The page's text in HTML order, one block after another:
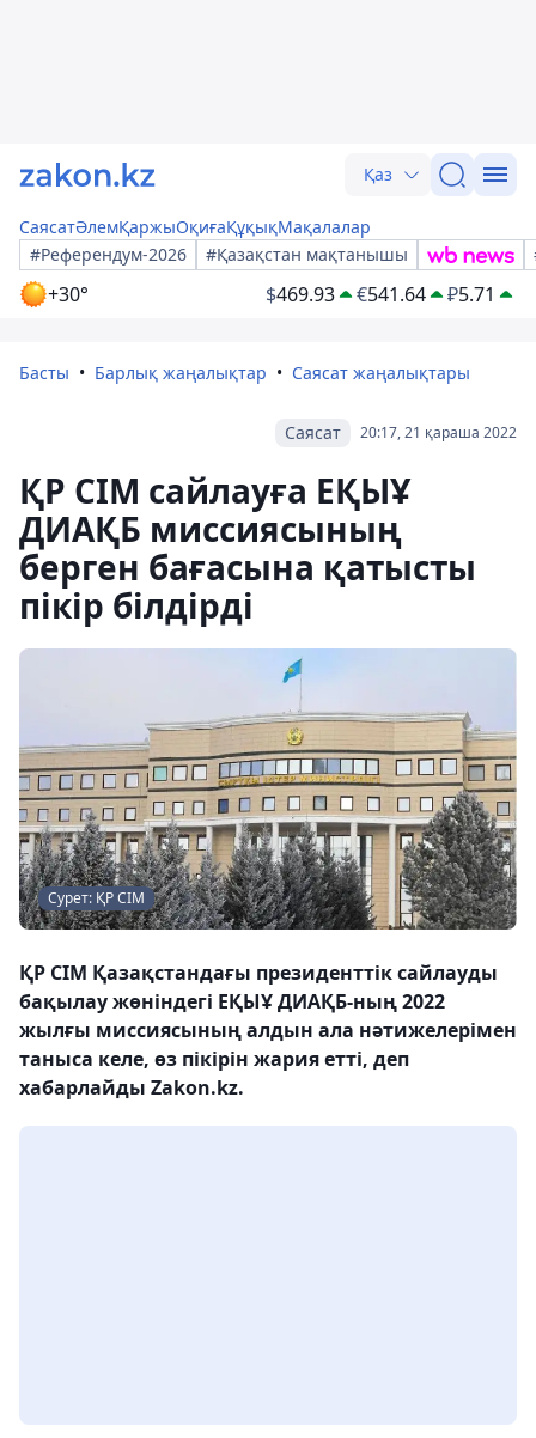
Қаз
СаясатӘлемҚаржыОқиғаҚұқықМақалалар
#Референдум-2026
#Қазақстан мақтанышы
+30° $469.93 €541.64 ₽5.71
Басты Барлық жаңалықтар Саясат жаңалықтары
20:17, 21 қараша 2022
Саясат
ҚР СІМ сайлауға ЕҚЫҰ
ДИАҚБ миссиясының
берген бағасына қатысты
пікір білдірді
Сурет: ҚР СІМ
ҚР СІМ Қазақстандағы президенттік сайлауды
бақылау жөніндегі ЕҚЫҰ ДИАҚБ-ның 2022
жылғы миссиясының алдын ала нәтижелерімен
таныса келе, өз пікірін жария етті, деп
хабарлайды Zakon.kz.